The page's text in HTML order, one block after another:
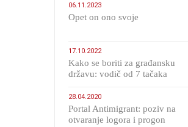
06.11.2023
​Opet on ono svoje
17.10.2022
Kako se boriti za građansku
državu: vodič od 7 tačaka
28.04.2020
Portal Antimigrant: poziv na
otvaranje logora i progon